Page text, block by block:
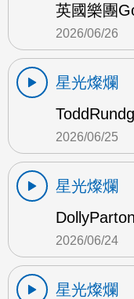
英國樂團
2026/06/26
星光燦爛
2026/06/25
星光燦爛
2026/06/24
星光燦爛